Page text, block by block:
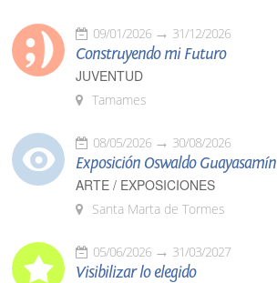
09/01/2026 31/12/2026
Construyendo mi Futuro
JUVENTUD
Tamames
08/05/2026 30/08/2026
Exposición Oswaldo Guayasamín
ARTE / EXPOSICIONES
Santa Marta de Tormes
05/06/2026 31/03/2027
Visibilizar lo elegido